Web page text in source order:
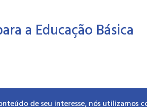
a Educação Básica
de seu interesse, nós utilizamos